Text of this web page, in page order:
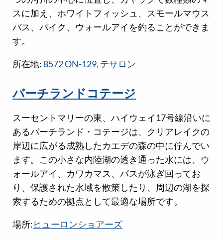
スに加え、ホワイトフィッシュ、スモールマウス
バス、パイク、ウォールアイを釣ることができま
す。
所在地:8572 ON-129, テサロン
バーチランドコテージ
スーセントマリーの東、ハイウェイ17号線沿いに
あるバーチランド・コテージは、クリアレイクの
岸辺に広がる成熟したカエデの森の中に佇んでい
ます。この小さな内陸湖の透き通った水には、ウ
ォールアイ、カワカマス、バスが泳ぎ回ってお
り、保護された水域を散策したり、周辺の湖を探
索するための拠点として最適な場所です。
場所:ヒューロンショアーズ